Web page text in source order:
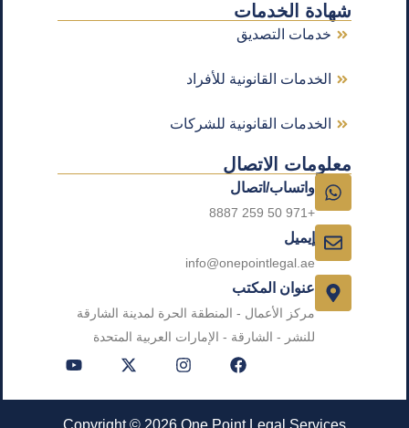
شهادة الخدمات
خدمات التصديق
الخدمات القانونية للأفراد
الخدمات القانونية للشركات
معلومات الاتصال
واتساب/اتصال
+971 50 259 8887
إيميل
info@onepointlegal.ae
عنوان المكتب
مركز الأعمال - المنطقة الحرة لمدينة الشارقة
للنشر - الشارقة - الإمارات العربية المتحدة